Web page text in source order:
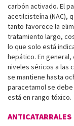
carbón activado. El
acetilcisteína (NAC),
tanto favorece la
tratamiento largo,
lo que solo está
hepático. En
niveles séricos a las
se mantiene hasta
paracetamol se debe
está en rango tóxico.
ANTICATARRALES